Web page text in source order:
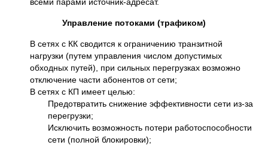
Управление потоками (трафиком)
В сетях с КК сводится к ограничению транзитной
нагрузки (путем управления числом допустимых
обходных путей), при сильных перегрузках возможно
отключение части абонентов от сети;
В сетях с КП имеет целью:
Предотвратить снижение эффективности сети из-за
перегрузки;
Исключить возможность потери работоспособности
сети (полной блокировки);